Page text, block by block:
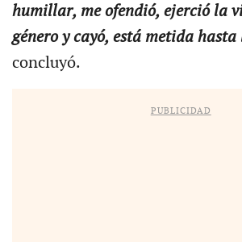
humillar, me ofendió, ejerció la
género y cayó, está metida hasta
concluyó.
PUBLICIDAD